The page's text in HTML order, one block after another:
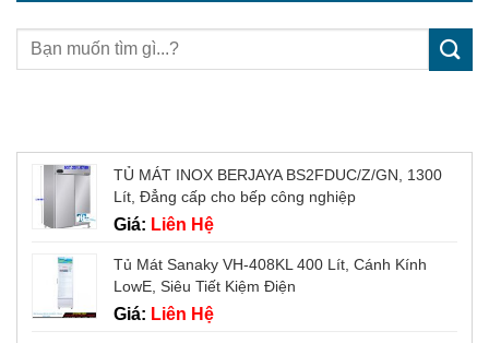
TỦ MÁT INOX BERJAYA BS2FDUC/Z/GN, 1300
Lít, Đẳng cấp cho bếp công nghiệp
Giá: Liên Hệ
Tủ Mát Sanaky VH-408KL 400 Lít, Cánh Kính
LowE, Siêu Tiết Kiệm Điện
Giá: Liên Hệ